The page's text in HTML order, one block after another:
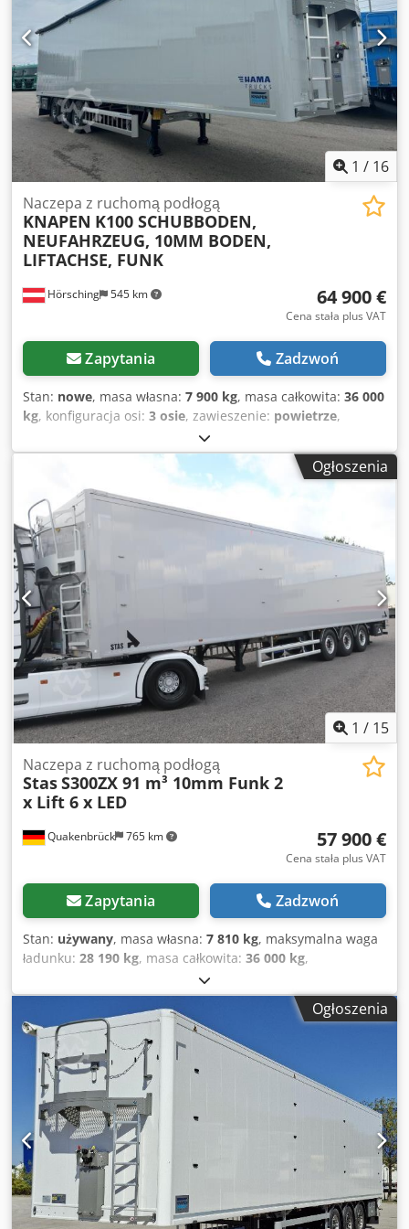
mm, 21 desek | Dodatkowe złącza hydrauliczne
zamontowane przy podporach, wraz z prowadzeniem węży
| Rozmiar felg 22,5 x 11,75 | CENA EXW | Zastrzegamy
możliwość pomyłki, błędu w opisie oraz wcześniejszej
sprzedaży. Dkodev Tnhdjpfx Acker
1 / 16
Hörsching 545 km
Naczepa z ruchomą podłogą
KNAPEN K100 SCHUBBODEN,
NEUFAHRZEUG, 10MM BODEN,
LIFTACHSE, FUNK
64 900 €
Cena stała plus VAT
Zapytania Zadzwoń
Stan: nowe, masa własna: 7 900 kg, masa całkowita: 36 000
kg, konfiguracja osi: 3 osie, zawieszenie: powietrze,
, Wyposażenie:
K100 nowy pojazd 92 m³ | 13 szt. uchwytów mocujących |
podłoga 10 mm | plandeka rolowana 900 g | osie BPW | oś
podnoszona | 2x skrzynka narzędziowa | 2x reflektor
roboczy | 92 m³ | przyłącza hydrauliczne na podporach z
kompensacją przesuwu | drabina przy bocznej osłonie |
możliwość pomyłki, błędów w danych i wcześniejszej
sprzedaży zastrzeżona. Dksdpfx Acoy Uk S Heker
Ogłoszenia
1 / 15
Quakenbrück 765 km
Naczepa z ruchomą podłogą
StasS300ZX 91 m³ 10mm Funk 2
x Lift 6 x LED
57 900 €
Cena stała plus VAT
Zapytania Zadzwoń
Stan: używany, masa własna: 7 810 kg, maksymalna waga
ładunku: 28 190 kg, masa całkowita: 36 000 kg,
, pierwsza rejestracja:
następna inspekcja (TÜV):05/2027, długość przestrzeni
ładunkowej:13 513 mm, szerokość przestrzeni ładunkowej:
2 550 mm, wysokość przestrzeni ładunkowej:
całkowita długość:25 500 mm , całkowita szerokość:
mm, całkowita wysokość: 140 000 mm
, zawieszenie:
powietrze, rozmiar opony:
, Rok budowy:
2025, rozmiar przedniej opony: 385/65 R 22,5
, rozmiar
tylnej opony:385/65 R 22,5 brak
Wyposażenie:ABS, ABS, producent osi SAF, podwozie
aluminiowe, kolor szary, zawieszenie pneumatyczne z
podnoszeniem i opuszczaniem, objętość ładunkowa 90,
podnoszona 1. i 3. oś, drzwi portalowe, hamulce tarczowe,
Ogłoszenia